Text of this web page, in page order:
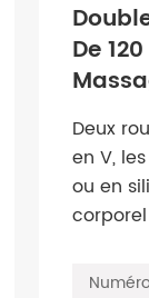
De
Deux
en V,
ou en
corporel